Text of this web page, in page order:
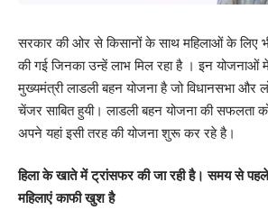
सरकार की ओर से किसानों के साथ महिलाओं के लिए
की गई जिनका उन्हें लाभ मिल रहा है । इन योजनाओं
मुख्यमंत्री लाडली बहन योजना है जो विधानसभा और
चेंजर साबित हुयी। लाडली बहन योजना की सफलता
अपने यहां इसी तरह की योजना शुरू कर रहे है।
हिला के खाते में ट्रांसफर की जा रही है। समय से
महिलाएं काफी खुश है